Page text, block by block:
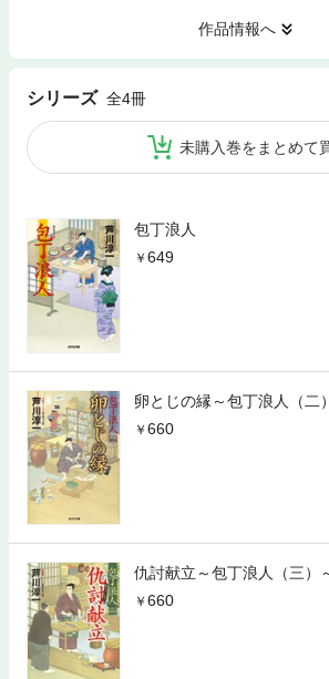
作品情報へ
シリーズ 全4冊
未購入巻をまとめて
包丁浪人
649
卵とじの縁～包丁浪人（二
660
仇討献立～包丁浪人（三）
660